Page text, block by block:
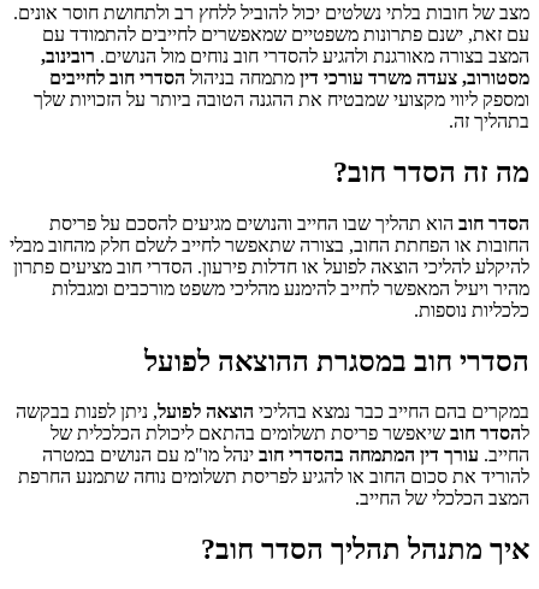
מצב של חובות בלתי נשלטים יכול להוביל ללחץ רב ולתחושת חוסר אונים.
עם זאת, ישנם פתרונות משפטיים שמאפשרים לחייבים להתמודד עם
המצב בצורה מאורגנת ולהגיע להסדרי חוב נוחים מול הנושים. רובינוב,
מסטורוב, צעדה משרד עורכי דין מתמחה בניהול הסדרי חוב לחייבים
ומספק ליווי מקצועי שמבטיח את ההגנה הטובה ביותר על הזכויות שלך
בתהליך זה.
מה זה הסדר חוב?
הסדר חוב הוא תהליך שבו החייב והנושים מגיעים להסכם על פריסת
החובות או הפחתת החוב, בצורה שתאפשר לחייב לשלם חלק מהחוב מבלי
להיקלע להליכי הוצאה לפועל או חדלות פירעון. הסדרי חוב מציעים פתרון
מהיר ויעיל המאפשר לחייב להימנע מהליכי משפט מורכבים ומגבלות
כלכליות נוספות.
הסדרי חוב במסגרת ההוצאה לפועל
במקרים בהם החייב כבר נמצא בהליכי הוצאה לפועל, ניתן לפנות בבקשה
להסדר חוב שיאפשר פריסת תשלומים בהתאם ליכולת הכלכלית של
החייב. עורך דין המתמחה בהסדרי חוב ינהל מו"מ עם הנושים במטרה
להוריד את סכום החוב או להגיע לפריסת תשלומים נוחה שתמנע החרפת
המצב הכלכלי של החייב.
איך מתנהל תהליך הסדר חוב?